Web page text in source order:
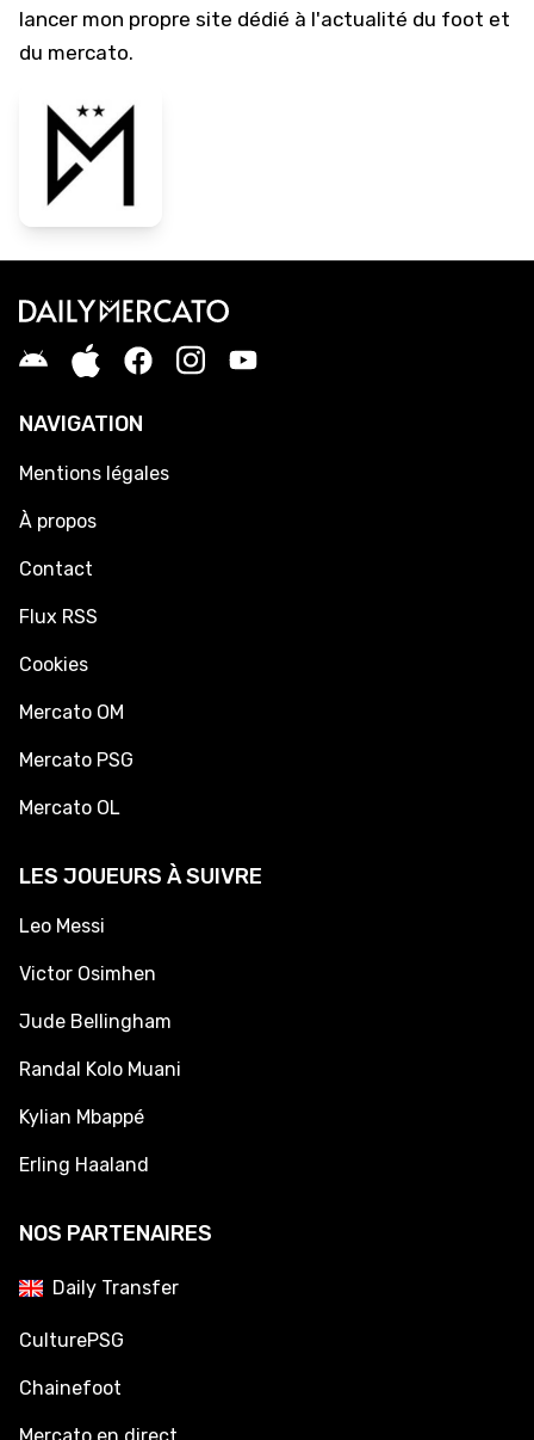
lancer mon propre site dédié à l'actualité du foot et
du mercato.
NAVIGATION
Mentions légales
À propos
Contact
Flux RSS
Cookies
Mercato OM
Mercato PSG
Mercato OL
LES JOUEURS À SUIVRE
Leo Messi
Victor Osimhen
Jude Bellingham
Randal Kolo Muani
Kylian Mbappé
Erling Haaland
NOS PARTENAIRES
Daily Transfer
CulturePSG
Chainefoot
Mercato en direct